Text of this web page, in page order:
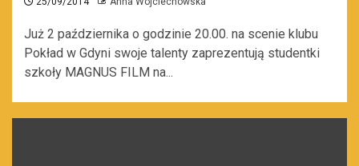
Już 2 października o godzinie 20.00. na scenie klubu
Pokład w Gdyni swoje talenty zaprezentują studentki
szkoły MAGNUS FILM na...